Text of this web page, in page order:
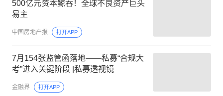
500亿元资本鲸吞！全球不良资产巨头
易主
中国房地产报 打开APP
7月154张监管函落地——私募“合规大
考”进入关键阶段 |私募透视镜
金融界 打开APP